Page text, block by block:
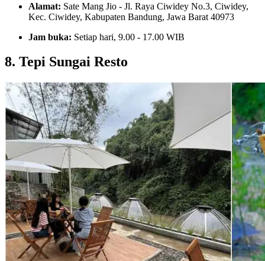
Alamat: Sate Mang Jio - Jl. Raya Ciwidey No.3, Ciwidey,
Kec. Ciwidey, Kabupaten Bandung, Jawa Barat 40973
Jam buka: Setiap hari, 9.00 - 17.00 WIB
8. Tepi Sungai Resto